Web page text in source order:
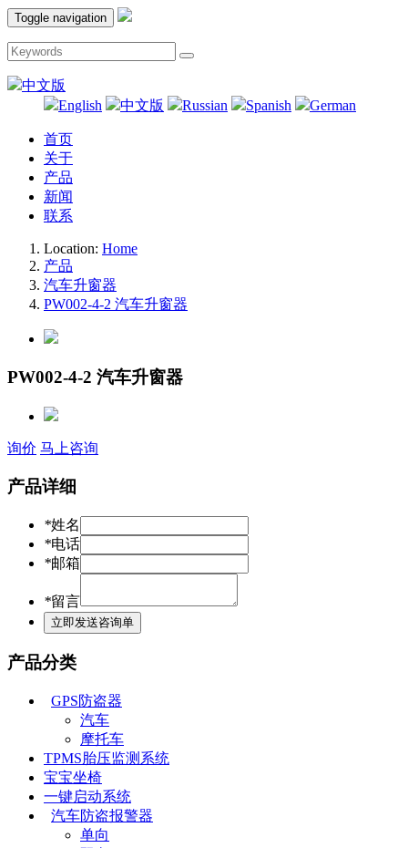
Toggle navigation
中文版
English
中文版 Russian Spanish German
首页
关于
产品
新闻
联系
Location: Home
产品
汽车升窗器
PW002-4-2 汽车升窗器
PW002-4-2 汽车升窗器
询价 马上咨询
产品详细
*姓名
*电话
*邮箱
*留言
产品分类
GPS防盗器
汽车
摩托车
TPMS胎压监测系统
宝宝坐椅
一键启动系统
汽车防盗报警器
单向